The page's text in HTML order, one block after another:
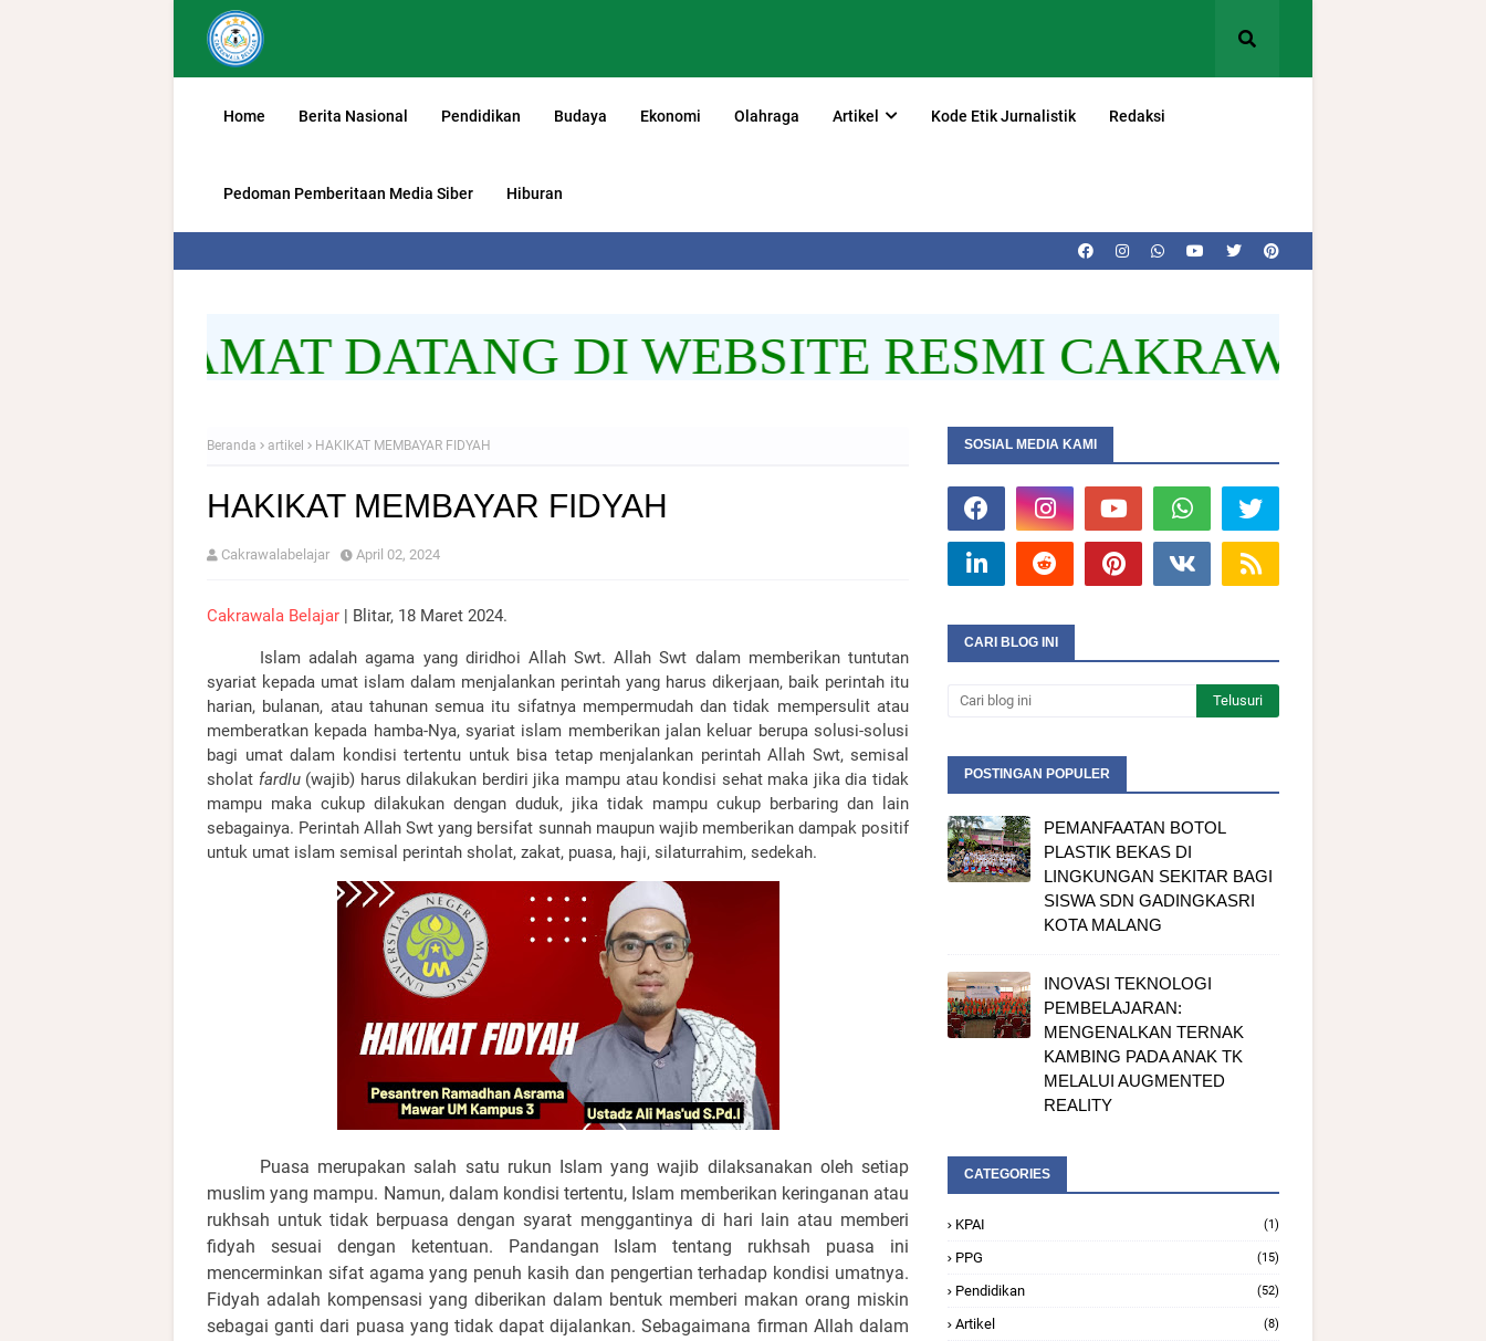
Home Berita Nasional Pendidikan Budaya Ekonomi Olahraga Artikel Kode Etik Jurnalistik Redaksi
Pedoman Pemberitaan Media Siber Hiburan
SELAMAT DATANG DI WEBSITE RESMI CAKRAWALA
Beranda artikel HAKIKAT MEMBAYAR FIDYAH
HAKIKAT MEMBAYAR FIDYAH
Cakrawalabelajar April 02, 2024
Cakrawala Belajar | Blitar, 18 Maret 2024.
Islam adalah agama yang diridhoi Allah Swt. Allah Swt dalam memberikan tuntutan
syariat kepada umat islam dalam menjalankan perintah yang harus dikerjaan, baik perintah itu
harian, bulanan, atau tahunan semua itu sifatnya mempermudah dan tidak mempersulit atau
memberatkan kepada hamba-Nya, syariat islam memberikan jalan keluar berupa solusi-solusi
bagi umat dalam kondisi tertentu untuk bisa tetap menjalankan perintah Allah Swt, semisal
sholat fardlu(wajib) harus dilakukan berdiri jika mampu atau kondisi sehat maka jika dia tidak
mampu maka cukup dilakukan dengan duduk, jika tidak mampu cukup berbaring dan lain
sebagainya. Perintah Allah Swt yang bersifat sunnah maupun wajib memberikan dampak positif
untuk umat islam semisal perintah sholat, zakat, puasa, haji, silaturrahim, sedekah.
Puasa merupakan salah satu rukun Islam yang wajib dilaksanakan oleh setiap
muslim yang mampu. Namun, dalam kondisi tertentu, Islam memberikan keringanan atau
rukhsah untuk tidak berpuasa dengan syarat menggantinya di hari lain atau memberi
fidyah sesuai dengan ketentuan. Pandangan Islam tentang rukhsah puasa ini
mencerminkan sifat agama yang penuh kasih dan pengertian terhadap kondisi umatnya.
Fidyah adalah kompensasi yang diberikan dalam bentuk memberi makan orang miskin
sebagai ganti dari puasa yang tidak dapat dijalankan. Sebagaimana firman Allah dalam
SOSIAL MEDIA KAMI
CARI BLOG INI
POSTINGAN POPULER
PEMANFAATAN BOTOL
PLASTIK BEKAS DI
LINGKUNGAN SEKITAR BAGI
SISWA SDN GADINGKASRI
KOTA MALANG
INOVASI TEKNOLOGI
PEMBELAJARAN:
MENGENALKAN TERNAK
KAMBING PADA ANAK TK
MELALUI AUGMENTED
REALITY
CATEGORIES
KPAI (1)
PPG (15)
Pendidikan (52)
Artikel (8)